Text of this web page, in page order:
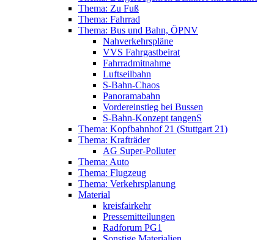
Thema: Zu Fuß
Thema: Fahrrad
Thema: Bus und Bahn, ÖPNV
Nahverkehrspläne
VVS Fahrgastbeirat
Fahrradmitnahme
Luftseilbahn
S-Bahn-Chaos
Panoramabahn
Vordereinstieg bei Bussen
S-Bahn-Konzept tangenS
Thema: Kopfbahnhof 21 (Stuttgart 21)
Thema: Krafträder
AG Super-Polluter
Thema: Auto
Thema: Flugzeug
Thema: Verkehrsplanung
Material
kreisfairkehr
Pressemitteilungen
Radforum PG1